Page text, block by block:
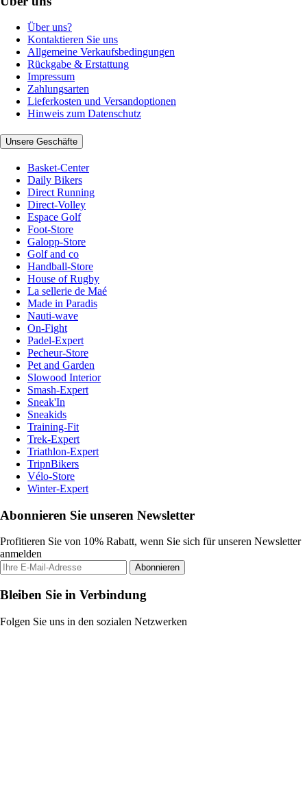
Über uns?
Kontaktieren Sie uns
Allgemeine Verkaufsbedingungen
Rückgabe & Erstattung
Impressum
Zahlungsarten
Lieferkosten und Versandoptionen
Hinweis zum Datenschutz
Unsere Geschäfte
Basket-Center
Daily Bikers
Direct Running
Direct-Volley
Espace Golf
Foot-Store
Galopp-Store
Golf and co
Handball-Store
House of Rugby
La sellerie de Maé
Made in Paradis
Nauti-wave
On-Fight
Padel-Expert
Pecheur-Store
Pet and Garden
Slowood Interior
Smash-Expert
Sneak'In
Sneakids
Training-Fit
Trek-Expert
Triathlon-Expert
TripnBikers
Vélo-Store
Winter-Expert
Abonnieren Sie unseren Newsletter
Profitieren Sie von 10% Rabatt, wenn Sie sich für unseren Newsletter
anmelden
Abonnieren
Bleiben Sie in Verbindung
Folgen Sie uns in den sozialen Netzwerken